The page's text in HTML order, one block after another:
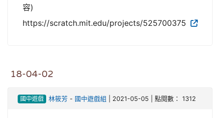
容)
https://scratch.mit.edu/projects/525700375
18-04-02
國中遊戲 林筱芳 - 國中遊戲組 | 2021-05-05 | 點閱數： 1312